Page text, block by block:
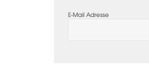
E-Mail Adresse